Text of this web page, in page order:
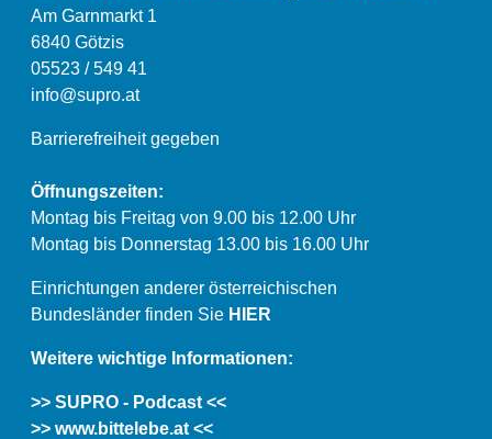
Am Garnmarkt 1
6840 Götzis
05523 / 549 41
info@supro.at
Barrierefreiheit gegeben
Öffnungszeiten:
Montag bis Freitag von 9.00 bis 12.00 Uhr
Montag bis Donnerstag 13.00 bis 16.00 Uhr
Einrichtungen anderer österreichischen
Bundesländer finden Sie HIER
Weitere wichtige Informationen:
>> SUPRO - Podcast <<
>> www.bittelebe.at <<